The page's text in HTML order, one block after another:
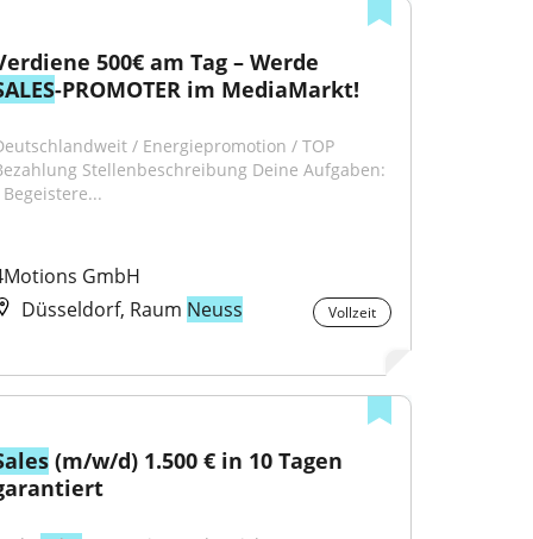
-PROMOTER im MediaMarkt!
/ Energiepromotion / TOP
Stellenbeschreibung Deine Aufgaben:
Begeistere...
GmbH
Düsseldorf, Raum Neuss Vollzeit
(m/w/d) 1.500 € in 10 Tagen